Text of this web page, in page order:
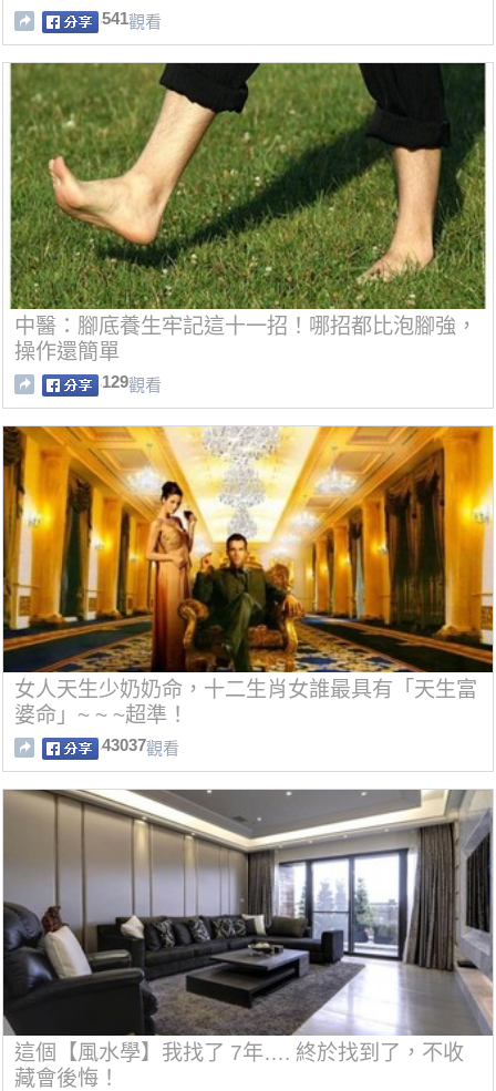
541觀看
中醫：腳底養生牢記這十一招！哪招都比泡腳強，
操作還簡單
129觀看
女人天生少奶奶命，十二生肖女誰最具有「天生富
婆命」~ ~ ~超準！
43037觀看
這個【風水學】我找了 7年…. 終於找到了，不收
藏會後悔！